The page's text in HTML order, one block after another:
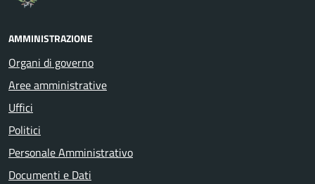
AMMINISTRAZIONE
Organi di governo
Aree amministrative
Uffici
Politici
Personale Amministrativo
Documenti e Dati